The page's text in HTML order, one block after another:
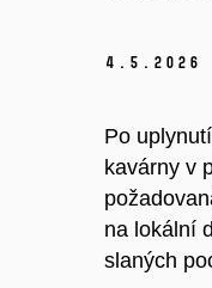
4. 5. 2026
Po
kavárny v
na lokální
slaných